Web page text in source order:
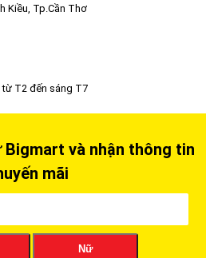
Kiều, Tp.Cần Thơ
T2 đến sáng T7
và nhận thông tin
mãi
Nữ